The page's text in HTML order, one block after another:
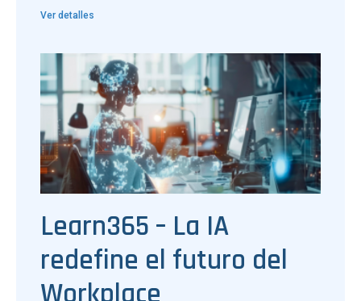
Ver detalles
Learn365 – La IA
redefine el futuro del